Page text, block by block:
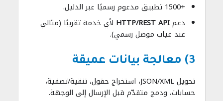
+1500 تطبيق مدعوم رسميًا عبر الدليل.
دعمHTTP/REST API لأي خدمة تقريبًا (مثالي
عند غياب موصل رسمي).
3) معالجة بيانات عميقة
تحويل JSON/XML، استخراج حقول، تنقية/تصفية،
حسابات، ودمج متقدّم قبل الإرسال إلى الوجهة.